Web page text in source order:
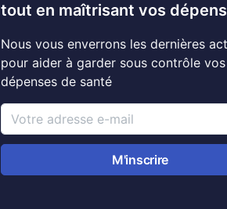
tout en maîtrisant vos
Nous vous enverrons les dernières
pour aider à garder sous contrôle vos
dépenses de santé
M'inscrire